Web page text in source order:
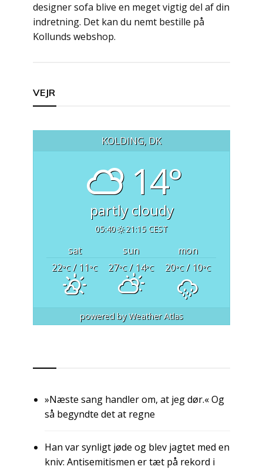
designer sofa blive en meget vigtig del af din
indretning. Det kan du nemt bestille på
Kollunds webshop.
VEJR
KOLDING, DK
14°
partly cloudy
05:40 21:15 CEST
sat sun
mon
22°C/ 11°C 27°C/ 14°C 20°C/ 10°C
powered byWeather Atlas
»Næste sang handler om, at jeg dør.« Og
så begyndte det at regne
Han var synligt jøde og blev jagtet med en
kniv: Antisemitismen er tæt på rekord i